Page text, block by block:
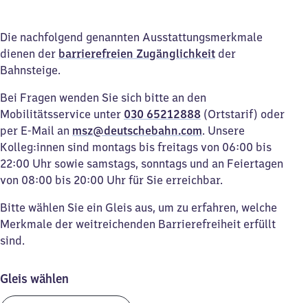
Die nachfolgend genannten Ausstattungsmerkmale
dienen der barrierefreien Zugänglichkeit der
Bahnsteige.
Bei Fragen wenden Sie sich bitte an den
Mobilitätsservice unter 030 65212888 (Ortstarif) oder
per E-Mail an msz@deutschebahn.com. Unsere
Kolleg:innen sind montags bis freitags von 06:00 bis
22:00 Uhr sowie samstags, sonntags und an Feiertagen
von 08:00 bis 20:00 Uhr für Sie erreichbar.
Bitte wählen Sie ein Gleis aus, um zu erfahren, welche
Merkmale der weitreichenden Barrierefreiheit erfüllt
sind.
Gleis wählen